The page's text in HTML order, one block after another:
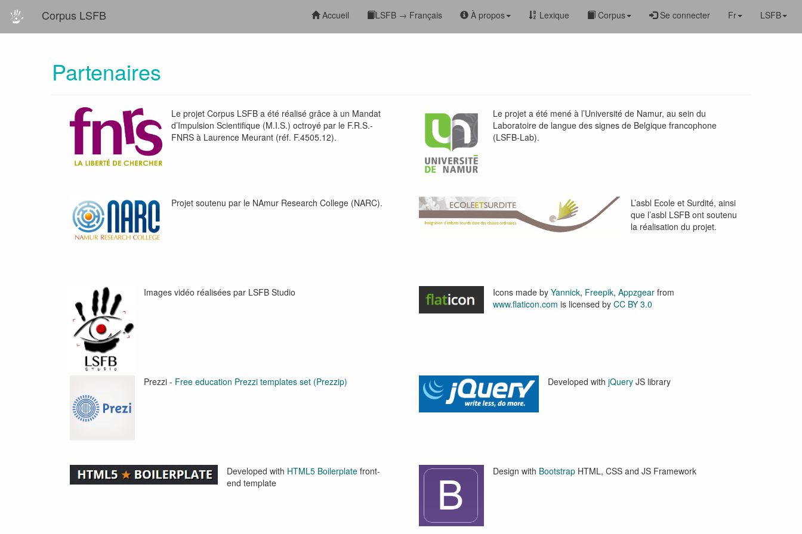
Corpus LSFB Accueil LSFB → Français À propos Lexique Corpus Se connecter Fr LSFB
Partenaires
Le projet Corpus LSFB a été réalisé grâce à un Mandat
d’Impulsion Scientifique (M.I.S.) octroyé par le F.R.S.-
FNRS à Laurence Meurant (réf. F.4505.12).
Le projet a été mené à l’Université de Namur, au sein du
Laboratoire de langue des signes de Belgique francophone
(LSFB-Lab).
Projet soutenu par le NAmur Research College (NARC).
L’asbl Ecole et Surdité, ainsi
que l’asbl LSFB ont soutenu
la réalisation du projet.
Images vidéo réalisées par LSFB Studio Icons made by Yannick, Freepik, Appzgearfrom
www.flaticon.com is licensed by CC BY 3.0
Prezzi - Free education Prezzi templates set (Prezzip) Developed withjQuery JS library
Developed with HTML5 Boilerplatefront-
end template
Design with BootstrapHTML, CSS and JS Framework